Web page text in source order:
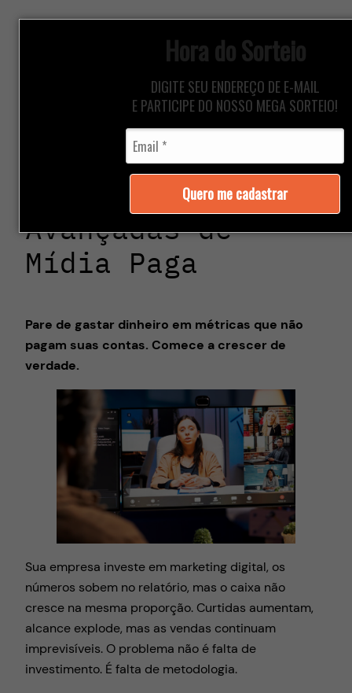
Hora do Sorteio
DIGITE SEU ENDEREÇO DE E-MAIL
E PARTICIPE DO NOSSO MEGA SORTEIO!
Quero me cadastrar
Pular
Método Growth Ads
– Estratégias
Avançadas de
Mídia Paga
Pare de gastar dinheiro em métricas que não
pagam suas contas. Comece a crescer de
verdade.
Sua empresa investe em marketing digital, os
números sobem no relatório, mas o caixa não
cresce na mesma proporção. Curtidas aumentam,
alcance explode, mas as vendas continuam
imprevisíveis. O problema não é falta de
investimento. É falta de metodologia.